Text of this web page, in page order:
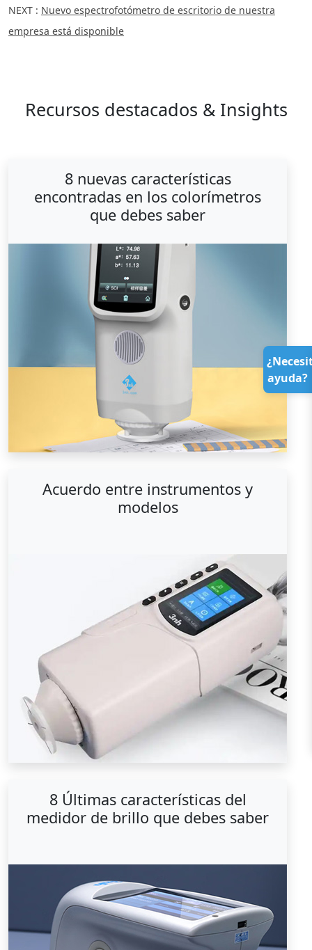
NEXT : Nuevo espectrofotómetro de escritorio de nuestra
empresa está disponible
Recursos destacados & Insights
8 nuevas características
encontradas en los colorímetros
que debes saber
Acuerdo entre instrumentos y
modelos
8 Últimas características del
medidor de brillo que debes saber
ayuda?